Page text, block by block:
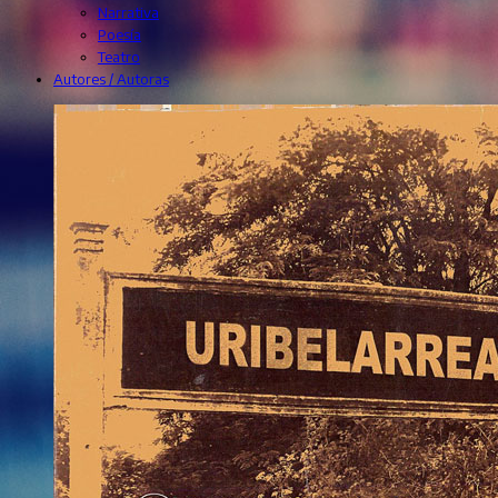
Narrativa
Poesía
Teatro
Autores / Autoras